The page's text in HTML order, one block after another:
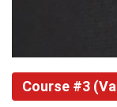
Course #3